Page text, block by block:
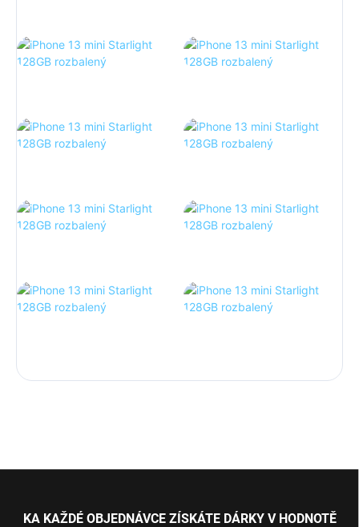
KA KAŽDÉ OBJEDNÁVCE ZÍSKÁTE DÁRKY V HODNOTĚ